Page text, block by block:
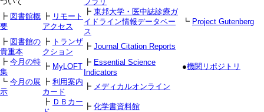
┣ 図書館概
要
┣ リモート
アクセス
┣ 東邦大学・医中誌診療ガ
イドライン情報データベー
ス
┗ Project Gutenberg
┣ 図書館の
貴重本
┣ トランザ
クション
┣ Journal Citation Reports
┣ 今月の特
集
┣ MyLOFT ┣ Essential Science
Indicators
●機関リポジトリ
┗ 今月の展
示
┣ 利用案内
カード
┣ メディカルオンライン
┣ ＤＢカー
┣ 化学書資料館